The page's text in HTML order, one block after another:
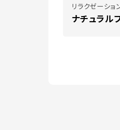
リラクゼーショ
ナチュラル